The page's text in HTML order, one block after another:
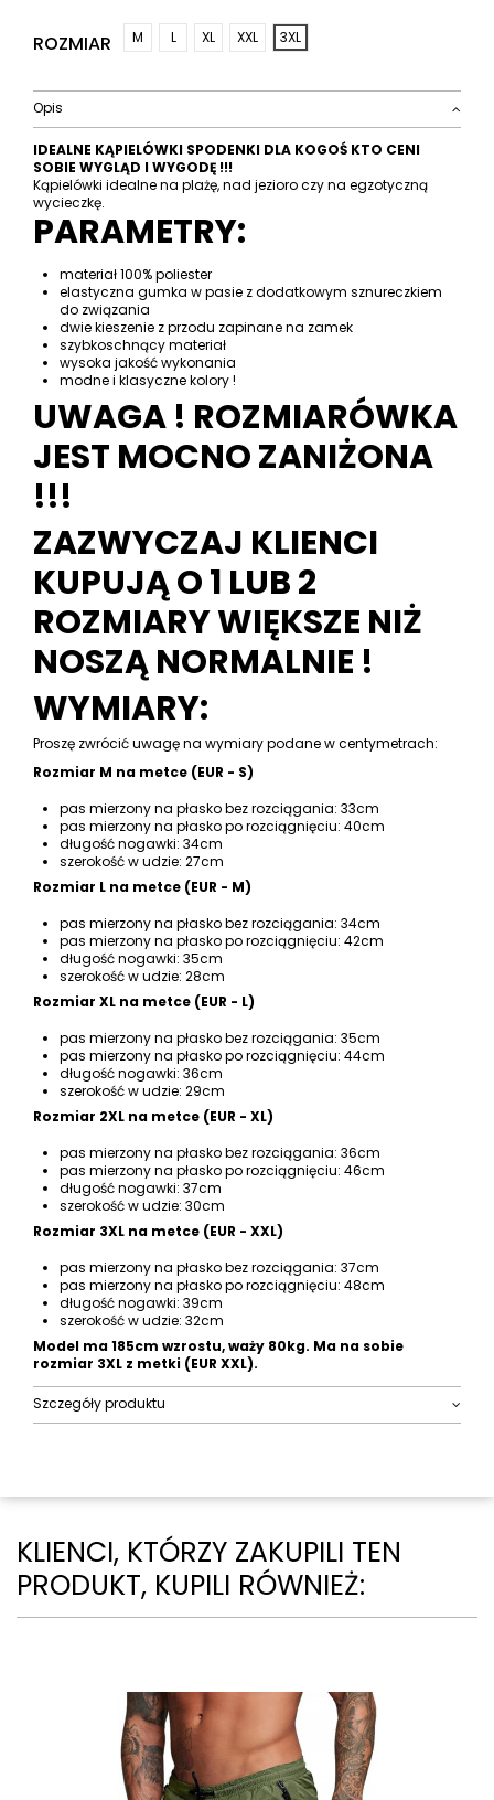
ROZMIAR M L XL XXL 3XL
Opis
IDEALNE KĄPIELÓWKI SPODENKI DLA KOGOŚ KTO CENI
SOBIE WYGLĄD I WYGODĘ !!!
Kąpielówki idealne na plażę, nad jezioro czy na egzotyczną
wycieczkę.
PARAMETRY:
materiał 100% poliester
elastyczna gumka w pasie z dodatkowym sznureczkiem
do związania
dwie kieszenie z przodu zapinane na zamek
szybkoschnący materiał
wysoka jakość wykonania
modne i klasyczne kolory !
UWAGA ! ROZMIARÓWKA
JEST MOCNO ZANIŻONA
!!!
ZAZWYCZAJ KLIENCI
KUPUJĄ O 1 LUB 2
ROZMIARY WIĘKSZE NIŻ
NOSZĄ NORMALNIE !
WYMIARY:
Proszę zwrócić uwagę na wymiary podane w centymetrach:
Rozmiar M na metce (EUR - S)
pas mierzony na płasko bez rozciągania: 33cm
pas mierzony na płasko po rozciągnięciu: 40cm
długość nogawki: 34cm
szerokość w udzie: 27cm
Rozmiar L na metce (EUR - M)
pas mierzony na płasko bez rozciągania: 34cm
pas mierzony na płasko po rozciągnięciu: 42cm
długość nogawki: 35cm
szerokość w udzie: 28cm
Rozmiar XL na metce (EUR - L)
pas mierzony na płasko bez rozciągania: 35cm
pas mierzony na płasko po rozciągnięciu: 44cm
długość nogawki: 36cm
szerokość w udzie: 29cm
Rozmiar 2XL na metce (EUR - XL)
pas mierzony na płasko bez rozciągania: 36cm
pas mierzony na płasko po rozciągnięciu: 46cm
długość nogawki: 37cm
szerokość w udzie: 30cm
Rozmiar 3XL na metce (EUR - XXL)
pas mierzony na płasko bez rozciągania: 37cm
pas mierzony na płasko po rozciągnięciu: 48cm
długość nogawki: 39cm
szerokość w udzie: 32cm
Model ma 185cm wzrostu, waży 80kg. Ma na sobie
rozmiar 3XL z metki (EUR XXL).
Szczegóły produktu
KLIENCI, KTÓRZY ZAKUPILI TEN
PRODUKT, KUPILI RÓWNIEŻ: